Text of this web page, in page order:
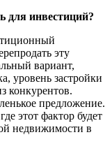
для инвестиций?
эту
вариант,
уровень застройки
конкурентов.
предложение.
этот фактор будет
недвижимости в